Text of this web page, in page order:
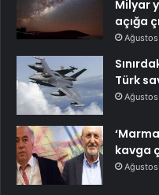
Milyar
açığa
Türk
kavga